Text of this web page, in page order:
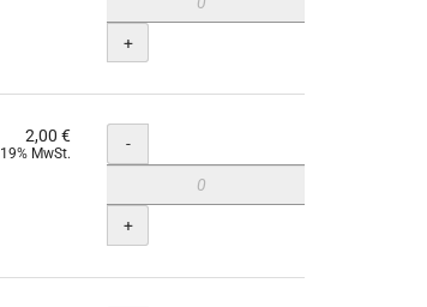
+
2,00 €
MwSt. Menge
-
+